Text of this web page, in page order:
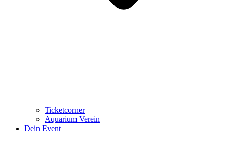
Ticketcorner
Aquarium Verein
Dein Event